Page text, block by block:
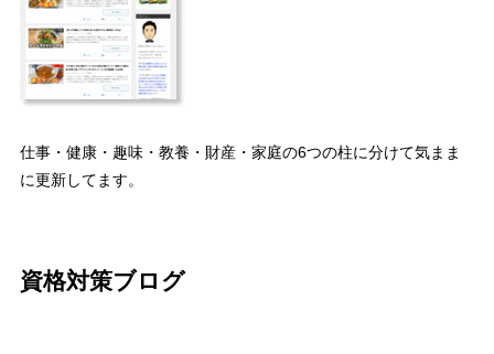
仕事・健康・趣味・教養・財産・家庭の6つの柱に分けて気まま
に更新してます。
資格対策ブログ